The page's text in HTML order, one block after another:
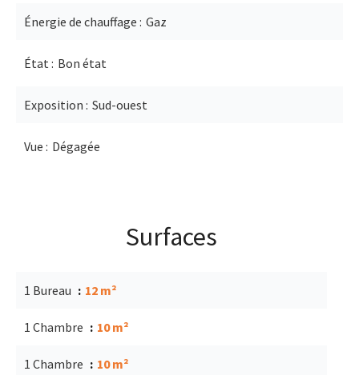
Énergie de chauffage Gaz
État Bon état
Exposition Sud-ouest
Vue Dégagée
Surfaces
1 Bureau 12 m²
1 Chambre 10 m²
1 Chambre 10 m²